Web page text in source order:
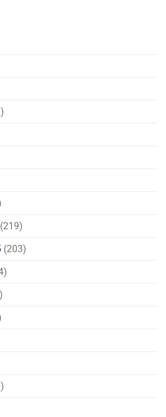
(219)
(203)